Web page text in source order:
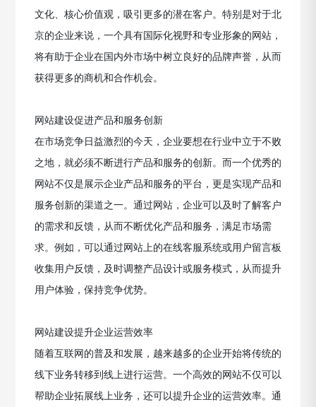
文化、核心价值观，吸引更多的潜在客户。特别是对于北
京的企业来说，一个具有国际化视野和专业形象的网站，
将有助于企业在国内外市场中树立良好的品牌声誉，从而
获得更多的商机和合作机会。
网站建设促进产品和服务创新
在市场竞争日益激烈的今天，企业要想在行业中立于不败
之地，就必须不断进行产品和服务的创新。而一个优秀的
网站不仅是展示企业产品和服务的平台，更是实现产品和
服务创新的渠道之一。通过网站，企业可以及时了解客户
的需求和反馈，从而不断优化产品和服务，满足市场需
求。例如，可以通过网站上的在线客服系统或用户留言板
收集用户反馈，及时调整产品设计或服务模式，从而提升
用户体验，保持竞争优势。
网站建设提升企业运营效率
随着互联网的普及和发展，越来越多的企业开始将传统的
线下业务转移到线上进行运营。一个高效的网站不仅可以
帮助企业拓展线上业务，还可以提升企业的运营效率。通